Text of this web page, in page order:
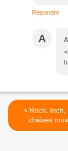
Répondre
A
< Roch, Inch, Hair (les
chaises